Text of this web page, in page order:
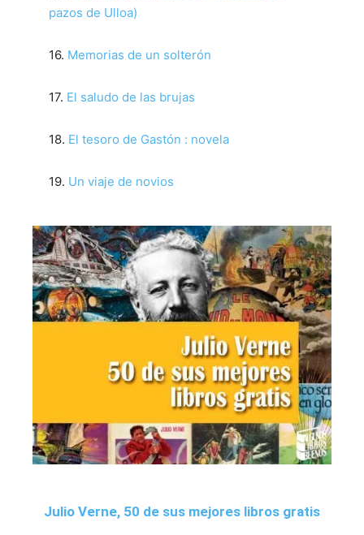
pazos de Ulloa)
16. Memorias de un solterón
17. El saludo de las brujas
18. El tesoro de Gastón : novela
19. Un viaje de novios
Julio Verne, 50 de sus mejores libros gratis